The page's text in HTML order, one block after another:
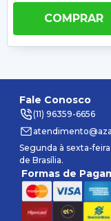
COMPRAR
Fale Conosco
(11) 96359-6656
Segunda à sexta-
de Brasília.
Formas de